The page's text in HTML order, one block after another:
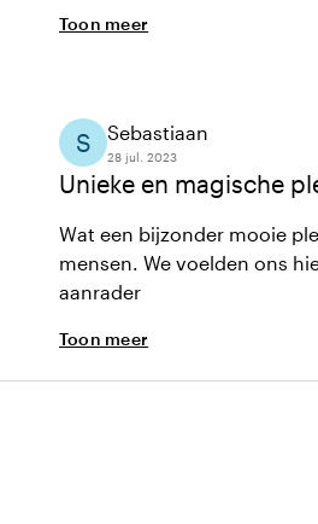
de missie om goed te
Toon meer
beoordeling van 8,6 uit 10
Unieke en magische
S Sebastiaan
28 jul. 2023
Wat een bijzonder mooie
mensen. We voelden ons
aanrader
Toon meer